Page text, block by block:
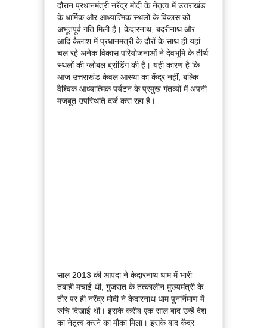
दौरान प्रधानमंत्री नरेंद्र मोदी के नेतृत्व में उत्तराखंड
के धार्मिक और आध्यात्मिक स्थलों के विकास को
अभूतपूर्व गति मिली है। केदारनाथ, बदरीनाथ और
आदि कैलाश में प्रधानमंत्री के दौरों के साथ ही यहां
चल रहे अनेक विकास परियोजनाओं ने देवभूमि के तीर्थ
स्थलों की ग्लोबल ब्रांडिंग की है। यही कारण है कि
आज उत्तराखंड केवल आस्था का केंद्र नहीं, बल्कि
वैश्विक आध्यात्मिक पर्यटन के प्रमुख गंतव्यों में अपनी
मजबूत उपस्थिति दर्ज करा रहा है।
साल 2013 की आपदा ने केदारनाथ धाम में भारी
तबाही मचाई थी, गुजरात के तत्कालीन मुख्यमंत्री के
तौर पर ही नरेंद्र मोदी ने केदारनाथ धाम पुनर्निमाण में
रुचि दिखाई थी। इसके करीब एक साल बाद उन्हें देश
का नेतृत्व करने का मौका मिला। इसके बाद केंद्र